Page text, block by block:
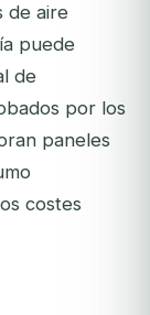
de aire
puede
de
por los
paneles
costes